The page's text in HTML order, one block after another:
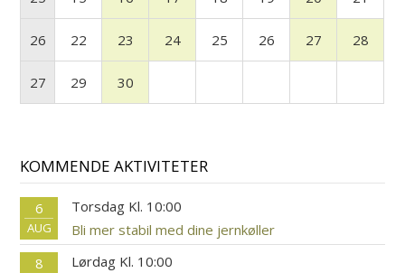
26 22 23 24 25 26 27 28
27 29 30
KOMMENDE AKTIVITETER
6
AUG
Torsdag Kl. 10:00
Bli mer stabil med dine jernkøller
8
Lørdag Kl. 10:00